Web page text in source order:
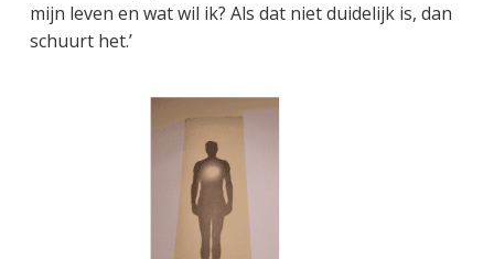
mijn leven en wat wil ik? Als dat niet duidelijk is, dan
schuurt het.’